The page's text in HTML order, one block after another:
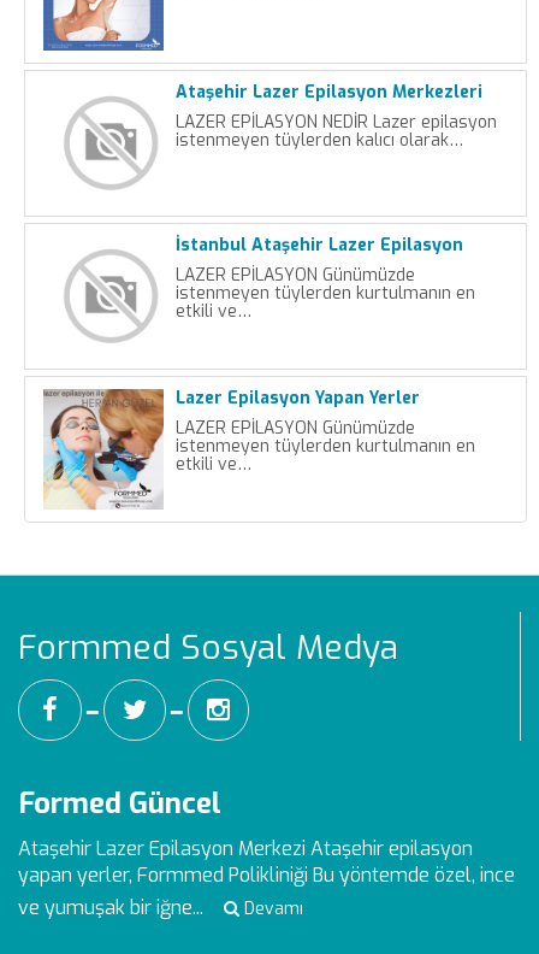
Ataşehir Lazer Epilasyon Merkezleri
LAZER EPİLASYON NEDİR Lazer epilasyon
istenmeyen tüylerden kalıcı olarak…
İstanbul Ataşehir Lazer Epilasyon
LAZER EPİLASYON Günümüzde
istenmeyen tüylerden kurtulmanın en
etkili ve…
Lazer Epilasyon Yapan Yerler
LAZER EPİLASYON Günümüzde
istenmeyen tüylerden kurtulmanın en
etkili ve…
Formmed Sosyal Medya
━ ━
Formed Güncel
Ataşehir Lazer Epilasyon Merkezi Ataşehir epilasyon
yapan yerler, Formmed Polikliniği Bu yöntemde özel, ince
ve yumuşak bir iğne...
Devamı